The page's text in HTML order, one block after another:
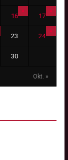
Okt. »
16 17
23 24
30